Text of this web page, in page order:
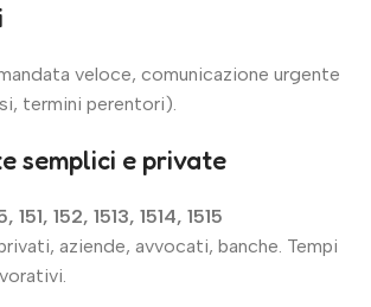
veloce, comunicazione urgente
termini perentori).
semplici e private
151, 152, 1513, 1514, 1515
aziende, avvocati, banche. Tempi